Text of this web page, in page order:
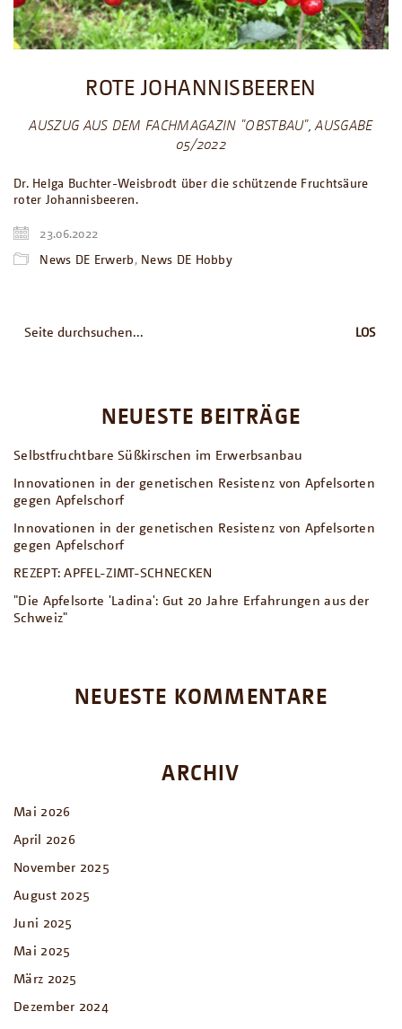
ROTE JOHANNISBEEREN
AUSZUG AUS DEM FACHMAGAZIN "OBSTBAU", AUSGABE
05/2022
Dr. Helga Buchter-Weisbrodt über die schützende Fruchtsäure
roter Johannisbeeren.
23.06.2022
News DE Erwerb, News DE Hobby
nach:
NEUESTE BEITRÄGE
Selbstfruchtbare Süßkirschen im Erwerbsanbau
Innovationen in der genetischen Resistenz von Apfelsorten
gegen Apfelschorf
Innovationen in der genetischen Resistenz von Apfelsorten
gegen Apfelschorf
REZEPT: APFEL-ZIMT-SCHNECKEN
"Die Apfelsorte 'Ladina': Gut 20 Jahre Erfahrungen aus der
Schweiz"
NEUESTE KOMMENTARE
ARCHIV
Mai 2026
April 2026
November 2025
August 2025
Juni 2025
Mai 2025
März 2025
Dezember 2024